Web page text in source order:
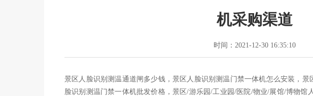
机采购渠道
时间：2021-12-30 16:35:10
景区人脸识别测温通道闸多少钱，景区人脸识别测温门禁一体机怎么安装，景
脸识别测温门禁一体机批发价格，景区/游乐园/工业园/医院/物业/展馆/博物馆